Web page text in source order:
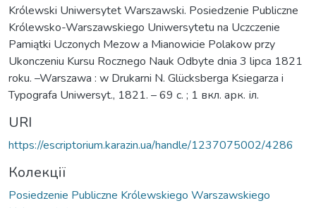
Królewski Uniwersytet Warszawski. Posiedzenie Publiczne
Królewsko-Warszawskiego Uniwersytetu na Uczczenie
Pamiątki Uczonych Mezow a Mianowicie Polakow przy
Ukonczeniu Kursu Rocznego Nauk Odbyte dnia 3 lipca 1821
roku. –Warszawa : w Drukarni N. Glücksberga Ksiegarza i
Typografa Uniwersyt., 1821. – 69 с. ; 1 вкл. арк. іл.
URI
https://escriptorium.karazin.ua/handle/1237075002/4286
Колекції
Posiedzenie Publiczne Królewskiego Warszawskiego